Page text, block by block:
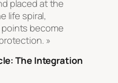
placed at the
life spiral,
become
»
The Integration